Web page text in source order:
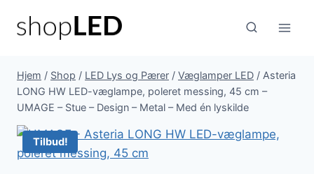
Hjem / Shop / LED Lys og Pærer / Væglamper LED / Asteria
LONG HW LED-væglampe, poleret messing, 45 cm –
UMAGE – Stue – Design – Metal – Med én lyskilde
Tilbud!